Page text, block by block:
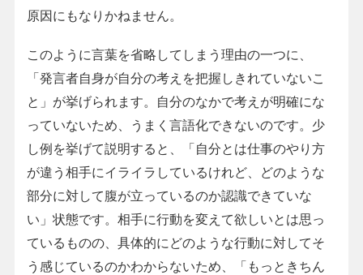
原因にもなりかねません。
このように言葉を省略してしまう理由の一つに、
「発言者自身が自分の考えを把握しきれていないこ
と」が挙げられます。自分のなかで考えが明確にな
っていないため、うまく言語化できないのです。少
し例を挙げて説明すると、「自分とは仕事のやり方
が違う相手にイライラしているけれど、どのような
部分に対して腹が立っているのか認識できていな
い」状態です。相手に行動を変えて欲しいとは思っ
ているものの、具体的にどのような行動に対してそ
う感じているのかわからないため、「もっときちん